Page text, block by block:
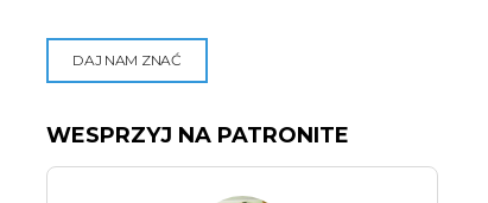
DAJ NAM ZNAĆ
WESPRZYJ NA PATRONITE